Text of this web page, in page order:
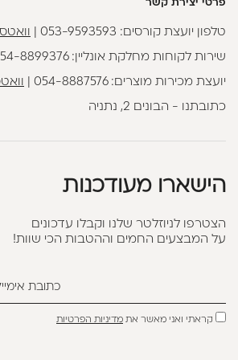
פרטי יצירת קשר
טלפון יועצת קורסים: 053-9593593
שירות לקוחות מחלקת אונליין:8899376
יועצת מכירות מוצרים:054-8887576
כתובתנו - הבונים 2, נתניה
הישארו מעודכנות
הצטרפו לניוזלטר שלנו וקבלו עדכונים
על המבצעים החמים וההטבות הכי שוות!
קראתי ואני מאשר את מדיניות הפרטיות